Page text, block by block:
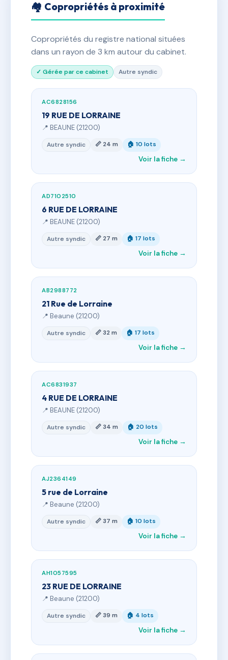
🏘 Copropriétés à proximité
Copropriétés du registre national situées
dans un rayon de 3 km autour du cabinet.
✓ Gérée par ce cabinet Autre syndic
AC6828156
19 RUE DE LORRAINE
📍 BEAUNE (21200)
Autre syndic 📏 24 m 🏠 10 lots
Voir la fiche →
AD7102510
6 RUE DE LORRAINE
📍 BEAUNE (21200)
Autre syndic 📏 27 m 🏠 17 lots
Voir la fiche →
AB2988772
21 Rue de Lorraine
📍 Beaune (21200)
Autre syndic 📏 32 m 🏠 17 lots
Voir la fiche →
AC6831937
4 RUE DE LORRAINE
📍 BEAUNE (21200)
Autre syndic 📏 34 m 🏠 20 lots
Voir la fiche →
AJ2364149
5 rue de Lorraine
📍 Beaune (21200)
Autre syndic 📏 37 m 🏠 10 lots
Voir la fiche →
AH1057595
23 RUE DE LORRAINE
📍 Beaune (21200)
Autre syndic 📏 39 m 🏠 4 lots
Voir la fiche →